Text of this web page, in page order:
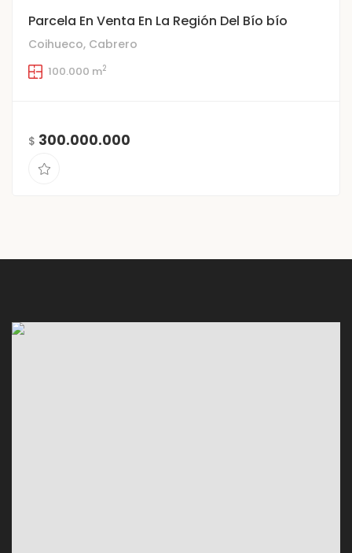
Parcela En Venta En La Región Del Bío bío
Coihueco, Cabrero
100.000 m2
$ 300.000.000